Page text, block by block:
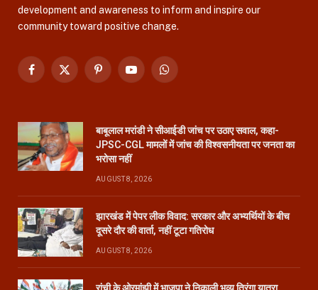
development and awareness to inform and inspire our
community toward positive change.
Facebook
X
PinterestYouTubeWhatsApp
बाबूलाल मरांडी ने सीआईडी जांच पर उठाए सवाल, कहा-
JPSC-CGL मामलों में जांच की विश्वसनीयता पर जनता का
भरोसा नहीं
AUGUST 8, 2026
झारखंड में पेपर लीक विवाद: सरकार और अभ्यर्थियों के बीच
दूसरे दौर की वार्ता, नहीं टूटा गतिरोध
AUGUST 8, 2026
रांची के ओरमांझी में भाजपा ने निकाली भव्य तिरंगा यात्रा,